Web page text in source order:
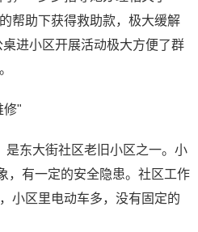
帮助下获得救助款，极大缓解
进小区开展活动极大方便了群
修"
是东大街社区老旧小区之一。小
，有一定的安全隐患。社区工作
小区里电动车多，没有固定的